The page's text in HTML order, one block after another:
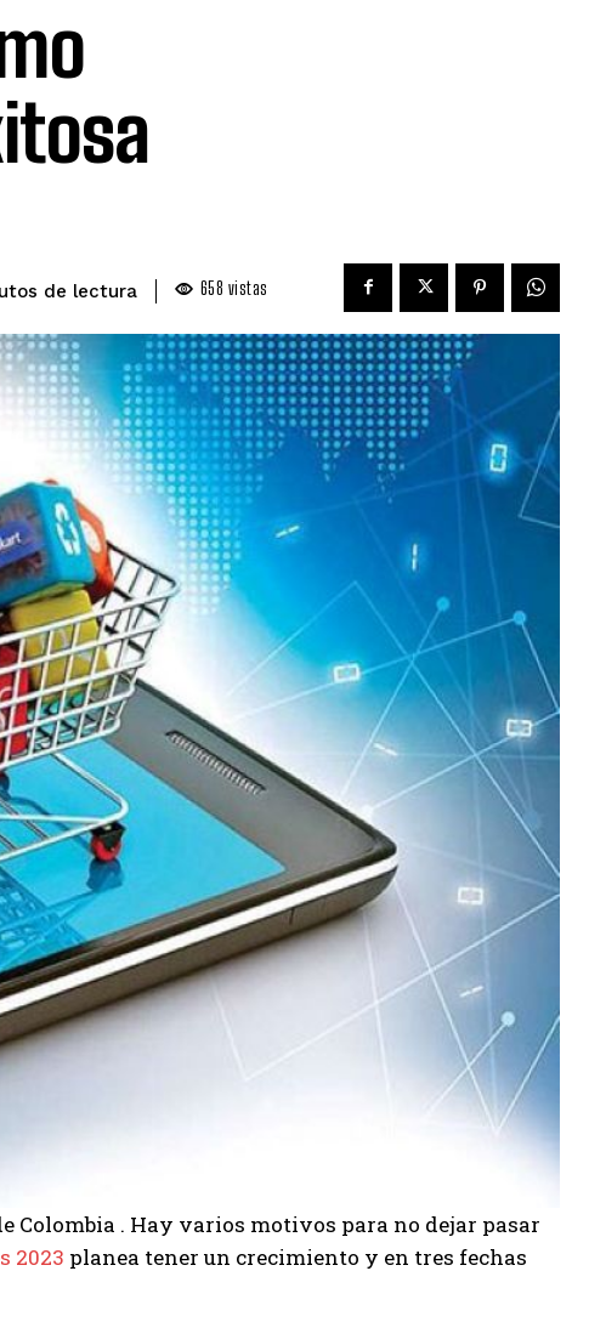
de lectura 658 vistas
Colombia . Hay varios motivos para no dejar pasar
2023 planea tener un crecimiento y en tres fechas